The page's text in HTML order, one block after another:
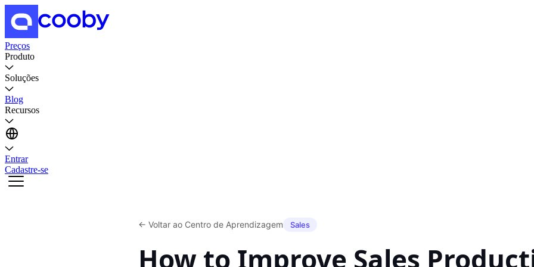
Preços
Produto
Soluções
Blog
Recursos
Entrar
Cadastre-se
← Voltar ao Centro de Aprendizagem Sales
How to Improve Sales